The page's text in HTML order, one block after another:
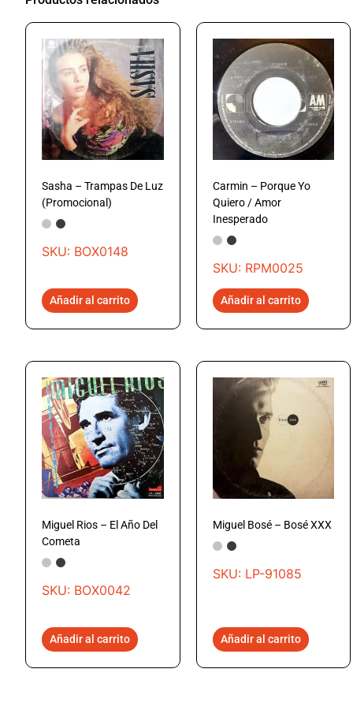
Sasha – Trampas De Luz
(Promocional)
SKU: BOX0148
Añadir al carrito
Carmin – Porque Yo
Quiero / Amor
Inesperado
SKU: RPM0025
Añadir al carrito
Miguel Rios – El Año Del
Cometa
SKU: BOX0042
Añadir al carrito
Miguel Bosé – Bosé XXX
SKU: LP-91085
Añadir al carrito